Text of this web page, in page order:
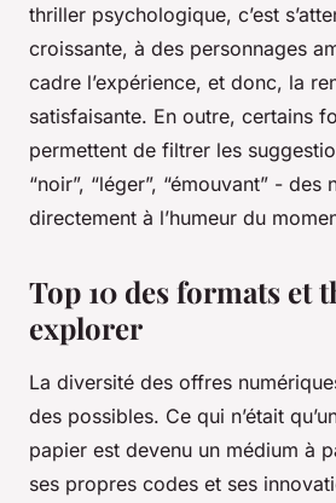
thriller psychologique, c’est
croissante, à des personnages
cadre l’expérience, et donc, la
satisfaisante. En outre, certains
permettent de filtrer les
“noir”, “léger”, “émouvant” -
directement à l’humeur du
Top 10 des formats et
explorer
La diversité des offres
des possibles. Ce qui n’était
papier est devenu un médium à
ses propres codes et ses